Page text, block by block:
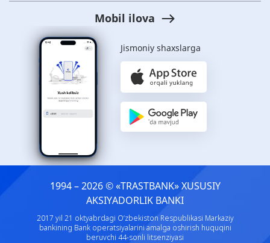
Mobil ilova
Jismoniy shaxslarga
1994 – 2026 © «TRASTBANK» ХUSUSIY
AKSIYADORLIK BANKI
2017 yil 21 oktyabrdagi O‘zbekiston Respublikasi Markaziy
bankining Bank operatsiyalarini amalga oshirish huquqini
beruvchi 44-sonli litsenziyasi